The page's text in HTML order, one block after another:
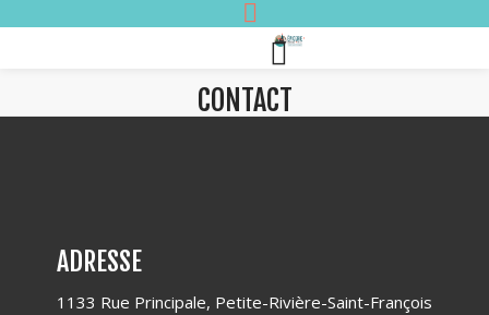
CONTACT
ADRESSE
1133 Rue Principale, Petite-Rivière-Saint-François